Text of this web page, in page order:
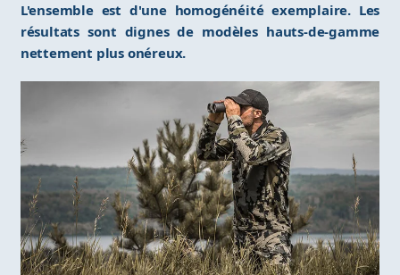
L'ensemble est d'une homogénéité exemplaire. Les
résultats sont dignes de modèles hauts-de-gamme
nettement plus onéreux.